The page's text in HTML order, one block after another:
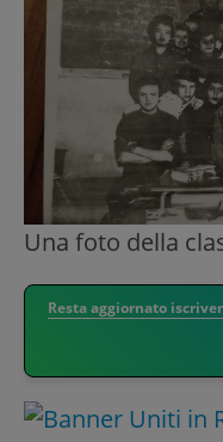
Una foto della
Resta aggiornato